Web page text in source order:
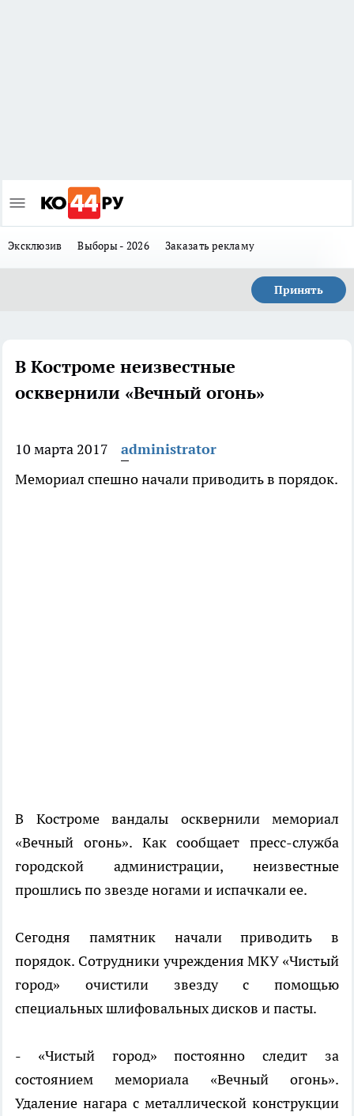
Эксклюзив Выборы - 2026 Заказать рекламу
Принять
В Костроме неизвестные
осквернили «Вечный огонь»
10 марта 2017
administrator
Мемориал спешно начали приводить в порядок.
В Костроме вандалы осквернили мемориал
«Вечный огонь». Как сообщает пресс-служба
городской администрации, неизвестные
прошлись по звезде ногами и испачкали ее.
Сегодня памятник начали приводить в
порядок. Сотрудники учреждения МКУ «Чистый
город» очистили звезду с помощью
специальных шлифовальных дисков и пасты.
- «Чистый город» постоянно следит за
состоянием мемориала «Вечный огонь».
Удаление нагара с металлической конструкции